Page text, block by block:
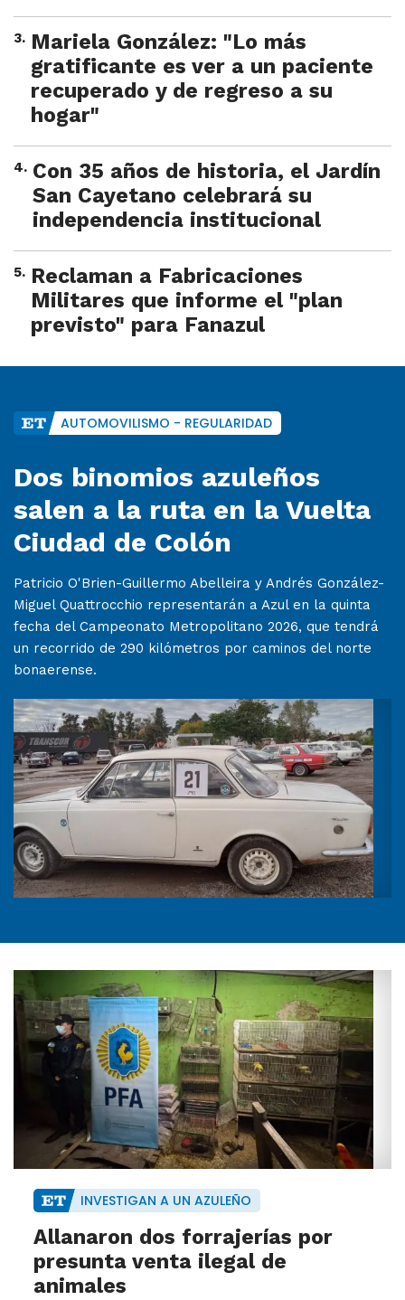
3. Mariela González: "Lo más
gratificante es ver a un paciente
recuperado y de regreso a su
hogar"
4. Con 35 años de historia, el Jardín
San Cayetano celebrará su
independencia institucional
5. Reclaman a Fabricaciones
Militares que informe el "plan
previsto" para Fanazul
AUTOMOVILISMO - REGULARIDAD
Dos binomios azuleños
salen a la ruta en la Vuelta
Ciudad de Colón
Patricio O'Brien-Guillermo Abelleira y Andrés González-
Miguel Quattrocchio representarán a Azul en la quinta
fecha del Campeonato Metropolitano 2026, que tendrá
un recorrido de 290 kilómetros por caminos del norte
bonaerense.
INVESTIGAN A UN AZULEÑO
Allanaron dos forrajerías por
presunta venta ilegal de
animales